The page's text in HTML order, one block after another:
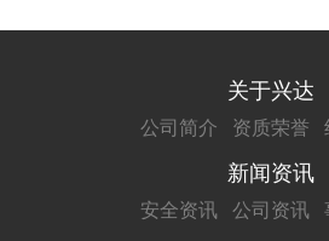
关于兴达
公司简介 资质荣誉
新闻资讯
安全资讯 公司资讯